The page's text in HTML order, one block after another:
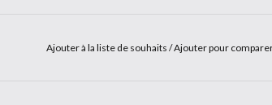
Ajouter à la liste de souhaits /Ajouter pour